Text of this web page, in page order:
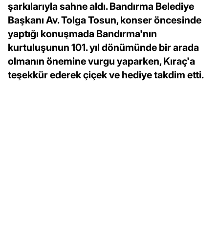
şarkılarıyla sahne aldı. Bandırma Belediye
Başkanı Av. Tolga Tosun, konser öncesinde
yaptığı konuşmada Bandırma'nın
kurtuluşunun 101. yıl dönümünde bir arada
olmanın önemine vurgu yaparken, Kıraç'a
teşekkür ederek çiçek ve hediye takdim etti.